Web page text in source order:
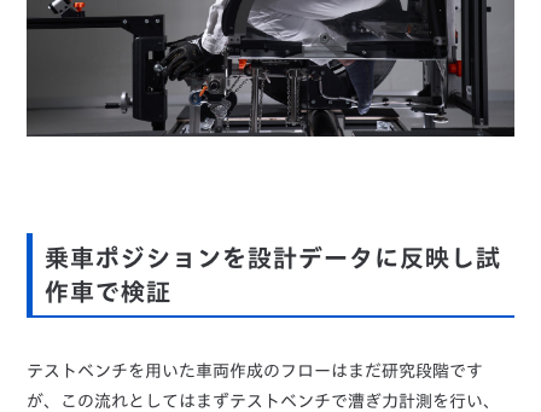
乗車ポジションを設計データに反映し試
作車で検証
テストベンチを用いた車両作成のフローはまだ研究段階です
が、この流れとしてはまずテストベンチで漕ぎ力計測を行い、